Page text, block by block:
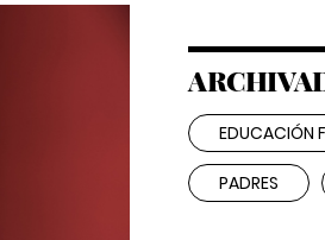
EDUCACIÓN
PADRES